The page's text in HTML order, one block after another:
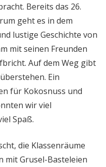
Bereits das 26.
geht es in dem
lustige Geschichte von
mit seinen Freunden
Auf dem Weg gibt
Ein
für Kokosnuss und
wir viel
Spaß.
die Klassenräume
mit Grusel-Basteleien